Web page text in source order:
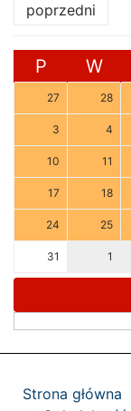
poprzedni
P W
27 28
3 4
10 11
17 18
24 25
31 1
Strona główna